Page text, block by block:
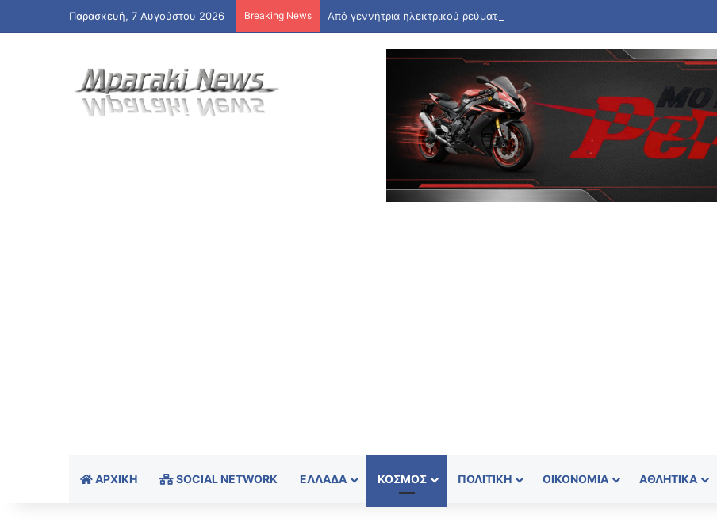
Παρασκευή, 7 Αυγούστου 2026 Breaking News Από γεννήτρια ηλεκτρικού ρεύματος η φωτιά στη Σκύρο – Συνελήφθη 63χρονη
ΑΡΧΙΚΉ SOCIAL NETWORK ΕΛΛΆΔΑ ΚΌΣΜΟΣ ΠΟΛΙΤΙΚΉ ΟΙΚΟΝΟΜΊΑ ΑΘΛΗΤΙΚΆ